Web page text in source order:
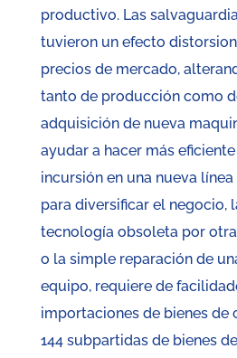
productivo. Las
tuvieron un efecto
precios de mercado,
tanto de producción como
adquisición de nueva
ayudar a hacer más
incursión en una nueva
para diversificar el negocio,
tecnología obsoleta por
o la simple reparación de
equipo, requiere de
importaciones de bienes de
144 subpartidas de bienes